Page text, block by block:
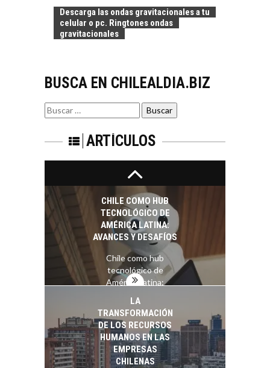
Descarga las ondas gravitacionales a tu
celular o pc. Ringtones ondas
gravitacionales
BUSCA EN CHILEALDIA.BIZ
Buscar
por:
ARTÍCULOS
Chile:…
DESIERTO DE
ATACAMA:
OPORTUNIDADES
El Desierto de
Estratégico para el
Desarrollo Turístico…
LA INDUSTRIA
MINERA CHILENA
DE LA
SOSTENIBILIDAD
Minería chilena: un
el reto ineludible de…
CHILE COMO HUB
TECNOLÓGICO DE
AMÉRICA LATINA:
AVANCES Y DESAFÍOS
Chile como hub
tecnológico de
América Latina:
LA
TRANSFORMACIÓN
DE LOS RECURSOS
HUMANOS EN LAS
EMPRESAS
CHILENAS